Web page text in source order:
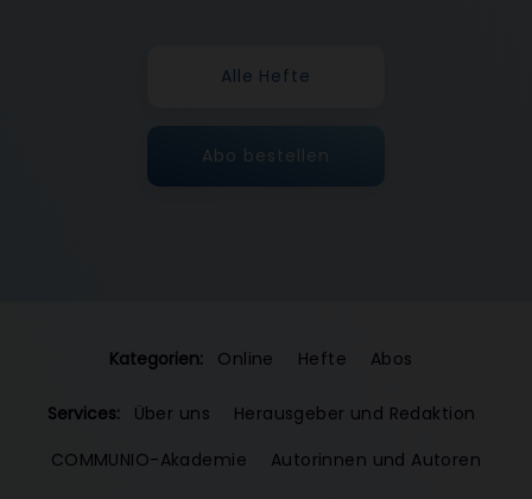
Alle Hefte
Abo bestellen
Kategorien: Online Hefte Abos
Services: Über uns
Herausgeber und Redaktion
COMMUNIO-Akademie
Autorinnen und Autoren